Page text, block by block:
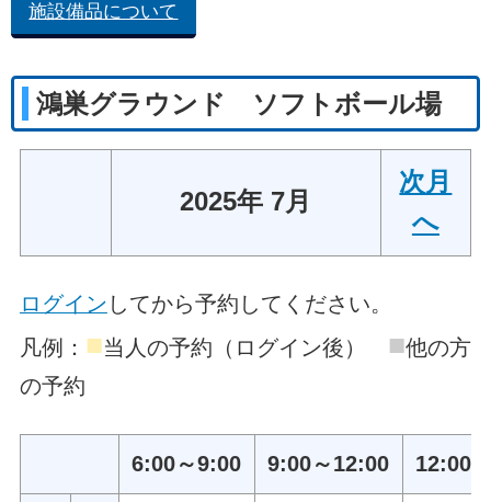
施設備品について
鴻巣グラウンド ソフトボール場
2025年 7月
次月
へ
ログイン してから予約してください。
凡例： ■当人の予約（ログイン後） ■他の方
の予約
6:00～9:00 9:00～12:00 12:00